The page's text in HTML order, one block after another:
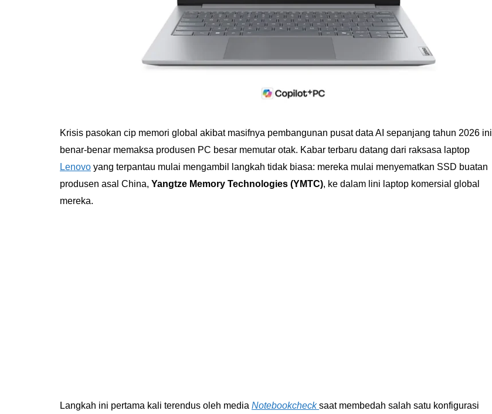
Krisis pasokan cip memori global akibat masifnya pembangunan pusat data AI sepanjang tahun 2026 ini
benar-benar memaksa produsen PC besar memutar otak. Kabar terbaru datang dari raksasa laptop
Lenovo yang terpantau mulai mengambil langkah tidak biasa: mereka mulai menyematkan SSD buatan
produsen asal China, Yangtze Memory Technologies (YMTC), ke dalam lini laptop komersial global
mereka.
Langkah ini pertama kali terendus oleh media Notebookcheck saat membedah salah satu konfigurasi